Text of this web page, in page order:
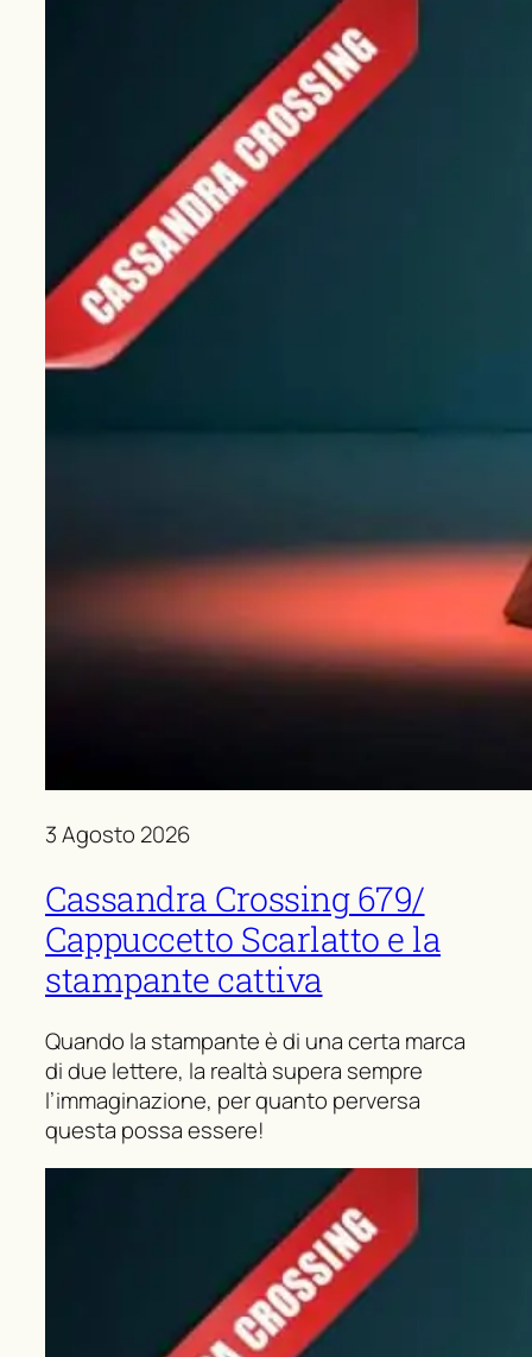
3 Agosto 2026
Cassandra Crossing 679/
Cappuccetto Scarlatto e la
stampante cattiva
Quando la stampante è di una certa marca
di due lettere, la realtà supera sempre
l’immaginazione, per quanto perversa
questa possa essere!